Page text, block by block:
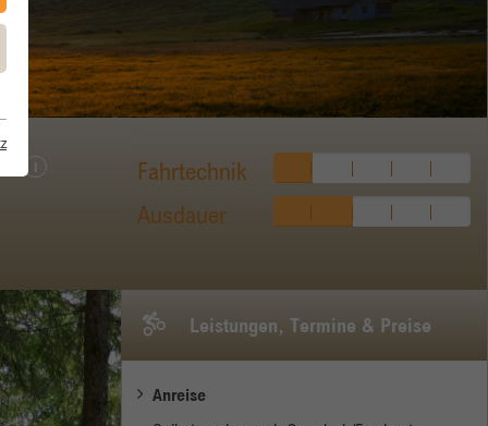
I
Fahrtechnik
Ausdauer
Leistungen, Termine & Preise
Anreise